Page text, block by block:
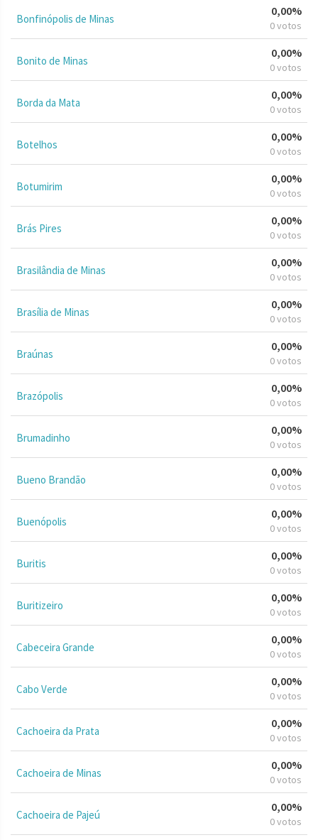
Bonfinópolis de Minas
0,00%
0 votos
Bonito de Minas
0,00%
0 votos
Borda da Mata
0,00%
0 votos
Botelhos
0,00%
0 votos
Botumirim
0,00%
0 votos
Brás Pires
0,00%
0 votos
Brasilândia de Minas
0,00%
0 votos
Brasília de Minas
0,00%
0 votos
Braúnas
0,00%
0 votos
Brazópolis
0,00%
0 votos
Brumadinho
0,00%
0 votos
Bueno Brandão
0,00%
0 votos
Buenópolis
0,00%
0 votos
Buritis
0,00%
0 votos
Buritizeiro
0,00%
0 votos
Cabeceira Grande
0,00%
0 votos
Cabo Verde
0,00%
0 votos
Cachoeira da Prata
0,00%
0 votos
Cachoeira de Minas
0,00%
0 votos
Cachoeira de Pajeú
0,00%
0 votos